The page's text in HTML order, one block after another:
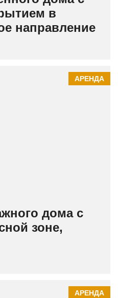
в
направление
АРЕНДА
дома с
зоне,
АРЕНДА